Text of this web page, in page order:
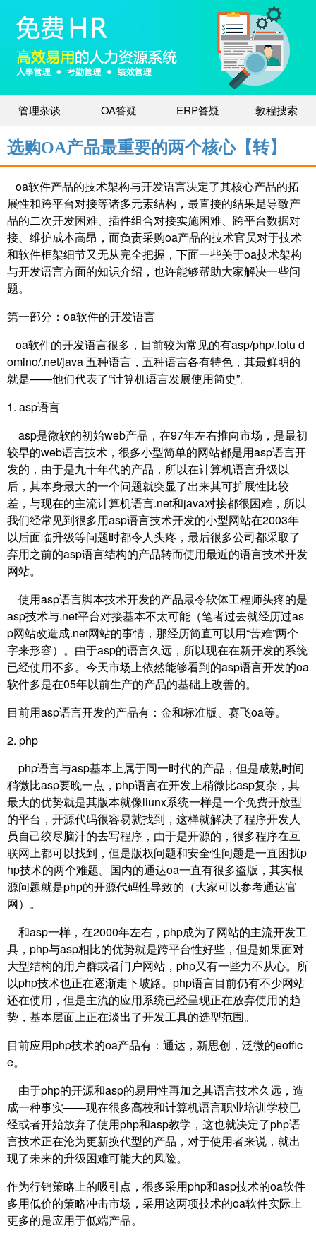
管理杂谈 OA答疑 ERP答疑 教程搜索
选购OA产品最重要的两个核心【转】
oa软件产品的技术架构与开发语言决定了其核心产品的拓
展性和跨平台对接等诸多元素结构，最直接的结果是导致产
品的二次开发困难、插件组合对接实施困难、跨平台数据对
接、维护成本高昂，而负责采购oa产品的技术官员对于技术
和软件框架细节又无从完全把握，下面一些关于oa技术架构
与开发语言方面的知识介绍，也许能够帮助大家解决一些问
题。
第一部分：oa软件的开发语言
oa软件的开发语言很多，目前较为常见的有asp/php/.lotu d
omino/.net/java 五种语言，五种语言各有特色，其最鲜明的
就是——他们代表了“计算机语言发展使用简史”。
1. asp语言
asp是微软的初始web产品，在97年左右推向市场，是最初
较早的web语言技术，很多小型简单的网站都是用asp语言开
发的，由于是九十年代的产品，所以在计算机语言升级以
后，其本身最大的一个问题就突显了出来其可扩展性比较
差，与现在的主流计算机语言.net和java对接都很困难，所以
我们经常见到很多用asp语言技术开发的小型网站在2003年
以后面临升级等问题时都令人头疼，最后很多公司都采取了
弃用之前的asp语言结构的产品转而使用最近的语言技术开发
网站。
使用asp语言脚本技术开发的产品最令软体工程师头疼的是
asp技术与.net平台对接基本不太可能（笔者过去就经历过as
p网站改造成.net网站的事情，那经历简直可以用“苦难”两个
字来形容）。由于asp的语言久远，所以现在在新开发的系统
已经使用不多。今天市场上依然能够看到的asp语言开发的oa
软件多是在05年以前生产的产品的基础上改善的。
目前用asp语言开发的产品有：金和标准版、赛飞oa等。
2. php
php语言与asp基本上属于同一时代的产品，但是成熟时间
稍微比asp要晚一点，php语言在开发上稍微比asp复杂，其
最大的优势就是其版本就像liunx系统一样是一个免费开放型
的平台，开源代码很容易就找到，这样就解决了程序开发人
员自己绞尽脑汁的去写程序，由于是开源的，很多程序在互
联网上都可以找到，但是版权问题和安全性问题是一直困扰p
hp技术的两个难题。国内的通达oa一直有很多盗版，其实根
源问题就是php的开源代码性导致的（大家可以参考通达官
网）。
和asp一样，在2000年左右，php成为了网站的主流开发工
具，php与asp相比的优势就是跨平台性好些，但是如果面对
大型结构的用户群或者门户网站，php又有一些力不从心。所
以php技术也正在逐渐走下坡路。php语言目前仍有不少网站
还在使用，但是主流的应用系统已经呈现正在放弃使用的趋
势，基本层面上正在淡出了开发工具的选型范围。
目前应用php技术的oa产品有：通达，新思创，泛微的eoffic
e。
由于php的开源和asp的易用性再加之其语言技术久远，造
成一种事实——现在很多高校和计算机语言职业培训学校已
经或者开始放弃了使用php和asp教学，这也就决定了php语
言技术正在沦为更新换代型的产品，对于使用者来说，就出
现了未来的升级困难可能大的风险。
作为行销策略上的吸引点，很多采用php和asp技术的oa软件
多用低价的策略冲击市场，采用这两项技术的oa软件实际上
更多的是应用于低端产品。